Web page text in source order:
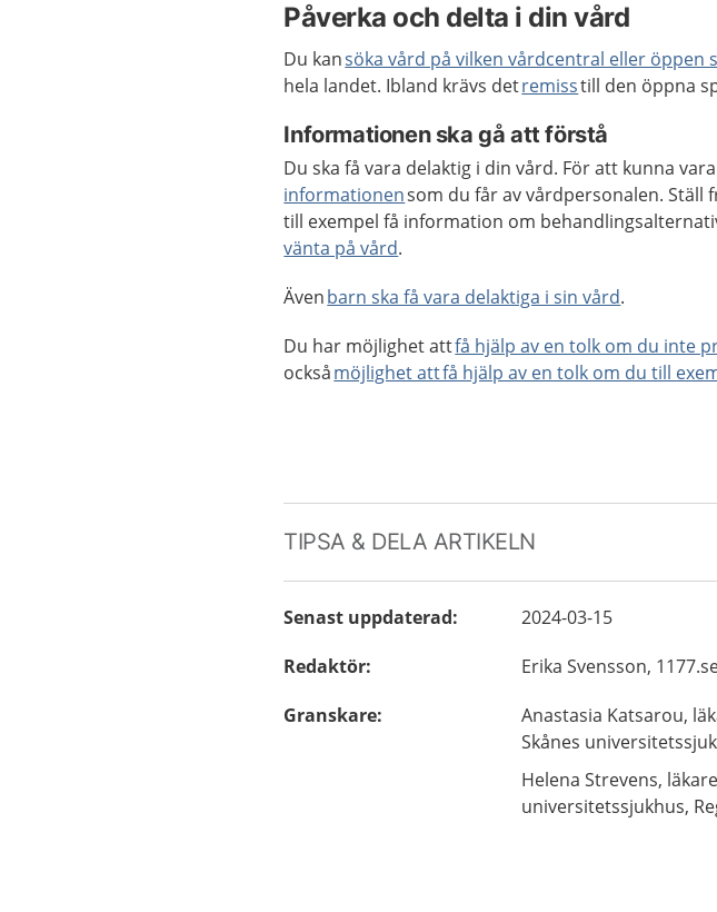
Påverka och delta i din vård
Du kansöka vård på vilken vårdcentral eller öppen
hela landet. Ibland krävs detremisstill den öppna
Informationen ska gå att förstå
Du ska få vara delaktig i din vård. För att kunna
informationensom du får av vårdpersonalen. Ställ
till exempel få information om
vänta på vård.
Ävenbarn ska få vara delaktiga i sin vård.
Du har möjlighet attfå hjälp av en tolk om du inte
ocksåmöjlighet att få hjälp av en tolk om du till
TIPSA & DELA ARTIKELN
Senast uppdaterad:
2024-03-15
Redaktör: Erika Svensson,
Granskare: Anastasia Katsarou,
Skånes
Helena Strevens,
universitetssjukhus,